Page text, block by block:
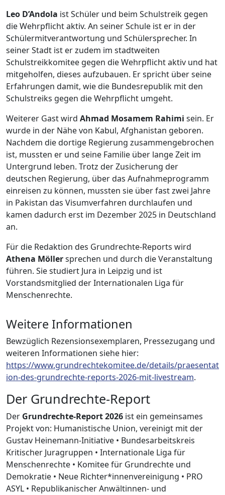
Leo D’Andola ist Schüler und beim Schulstreik gegen
die Wehrpflicht aktiv. An seiner Schule ist er in der
Schülermitverantwortung und Schülersprecher. In
seiner Stadt ist er zudem im stadtweiten
Schulstreikkomitee gegen die Wehrpflicht aktiv und hat
mitgeholfen, dieses aufzubauen. Er spricht über seine
Erfahrungen damit, wie die Bundesrepublik mit den
Schulstreiks gegen die Wehrpflicht umgeht.
Weiterer Gast wird Ahmad Mosamem Rahimi sein. Er
wurde in der Nähe von Kabul, Afghanistan geboren.
Nachdem die dortige Regierung zusammengebrochen
ist, mussten er und seine Familie über lange Zeit im
Untergrund leben. Trotz der Zusicherung der
deutschen Regierung, über das Aufnahmeprogramm
einreisen zu können, mussten sie über fast zwei Jahre
in Pakistan das Visumverfahren durchlaufen und
kamen dadurch erst im Dezember 2025 in Deutschland
an.
Für die Redaktion des Grundrechte-Reports wird
Athena Möllersprechen und durch die Veranstaltung
führen. Sie studiert Jura in Leipzig und ist
Vorstandsmitglied der Internationalen Liga für
Menschenrechte.
Weitere Informationen
Bewzüglich Rezensionsexemplaren, Pressezugang und
weiteren Informationen siehe hier:
https://www.grundrechtekomitee.de/details/praesentat
ion-des-grundrechte-reports-2026-mit-livestream.
Der Grundrechte-Report
Der Grundrechte-Report 2026 ist ein gemeinsames
Projekt von: Humanistische Union, vereinigt mit der
Gustav Heinemann-Initiative • Bundesarbeitskreis
Kritischer Juragruppen • Internationale Liga für
Menschenrechte • Komitee für Grundrechte und
Demokratie • Neue Richter*innenvereinigung • PRO
ASYL • Republikanischer Anwältinnen- und